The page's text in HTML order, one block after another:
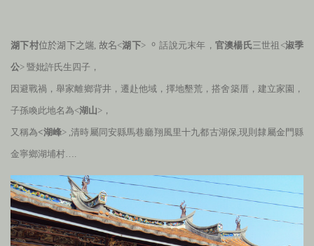
湖下村位於湖下之端, 故名<湖下> 。話說元末年， 官澳楊氏三世祖<淑季
公> 暨妣許氏生四子，
因避戰禍，舉家離鄉背井，遷赴他域，擇地墾荒，搭舍築厝，建立家園，
子孫喚此地名為<湖山>，
又稱為<湖峰> ,清時屬同安縣馬巷廳翔風里十九都古湖保,現則隸屬金門縣
金寧鄉湖埔村….